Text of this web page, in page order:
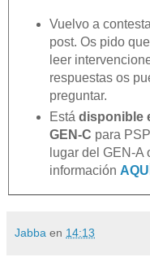
Vuelvo a
post. Os pido
leer
respuestas os
preguntar.
Está disponible
GEN-C para
lugar del GEN-A
información AQUÍ
Jabba en 14:13